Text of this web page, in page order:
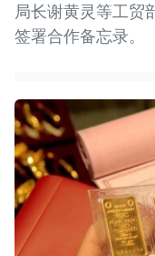
局长谢黄灵等工贸
签署合作备忘录。